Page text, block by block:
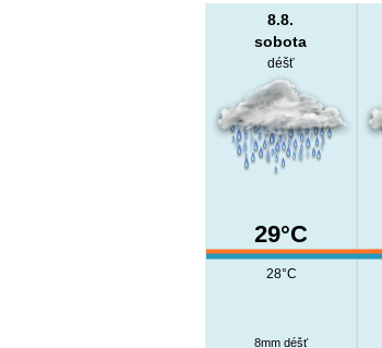
29°C
28°C
8mm déšť
8.8.
sobota
déšť